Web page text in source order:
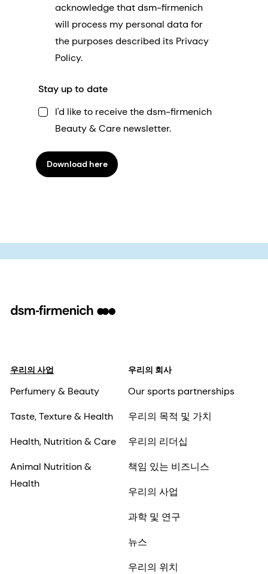
acknowledge that dsm-firmenich
will process my personal data for
the purposes described its Privacy
Policy.
Stay up to date
I'd like to receive the dsm-firmenich
Beauty & Care newsletter.
Download here
우리의 사업
Perfumery & Beauty
Taste, Texture & Health
Health, Nutrition & Care
Animal Nutrition &
Health
우리의 회사
Our sports partnerships
우리의 목적 및 가치
우리의 리더십
책임 있는 비즈니스
우리의 사업
과학 및 연구
뉴스
우리의 위치